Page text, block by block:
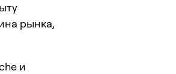
рынка,
и